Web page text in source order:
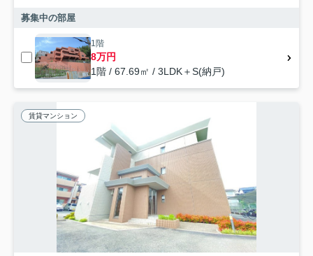
募集中の部屋
1階
8万円
1階 / 67.69㎡ / 3LDK＋S(納戸)
賃貸マンション